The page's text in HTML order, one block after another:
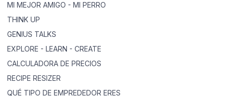
MI MEJOR AMIGO - MI PERRO
THINK UP
GENIUS TALKS
EXPLORE - LEARN - CREATE
CALCULADORA DE PRECIOS
RECIPE RESIZER
QUÉ TIPO DE EMPREDEDOR ERES